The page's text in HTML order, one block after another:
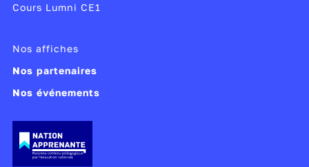
Cours Lumni CE1
Nos affiches
Nos partenaires
Nos événements